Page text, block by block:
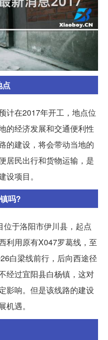
点
计在2017年开工，地点位
的经济发展和交通便利性
的建设，将会带动当地的
居民出行和货物运输，是
项目。
吗?
于洛阳市伊川县，起点
利用原有X047罗葛线，至
白梁线前行，后向西途径
经过宜阳县白杨镇，这对
影响。但是该线路的建设
遇。